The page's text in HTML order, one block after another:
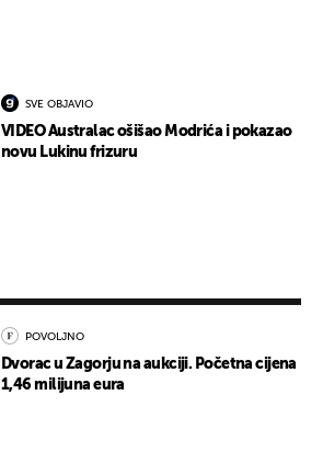
SVE OBJAVIO
VIDEO Australac ošišao Modrića i pokazao
novu Lukinu frizuru
POVOLJNO
Dvorac u Zagorju na aukciji. Početna cijena
1,46 milijuna eura